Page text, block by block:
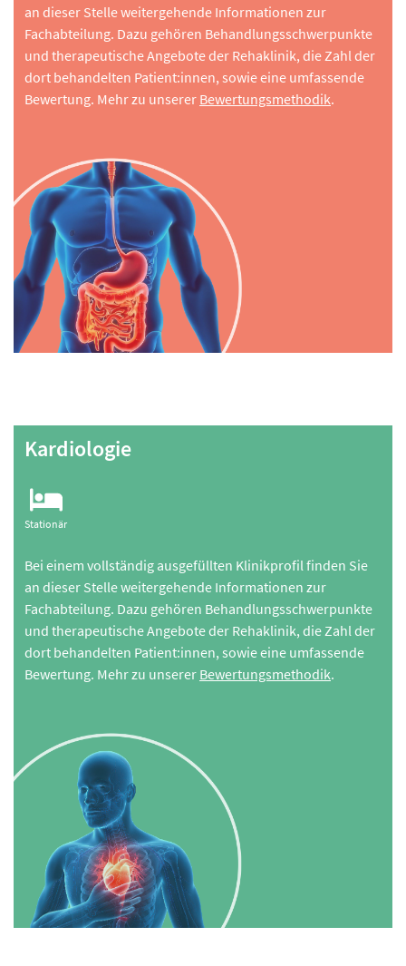
an dieser Stelle weitergehende Informationen zur
Fachabteilung. Dazu gehören Behandlungsschwerpunkte
und therapeutische Angebote der Rehaklinik, die Zahl der
dort behandelten Patient:innen, sowie eine umfassende
Bewertung. Mehr zu unserer Bewertungsmethodik.
Kardiologie
Stationär
Bei einem vollständig ausgefüllten Klinikprofil finden Sie
an dieser Stelle weitergehende Informationen zur
Fachabteilung. Dazu gehören Behandlungsschwerpunkte
und therapeutische Angebote der Rehaklinik, die Zahl der
dort behandelten Patient:innen, sowie eine umfassende
Bewertung. Mehr zu unserer Bewertungsmethodik.